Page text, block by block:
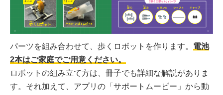
パーツを組み合わせて、歩くロボットを作ります。 電池
2本はご家庭でご用意ください。
ロボットの組み立て方は、冊子でも詳細な解説がありま
す。それ加えて、アプリの「サポートムービー」から動